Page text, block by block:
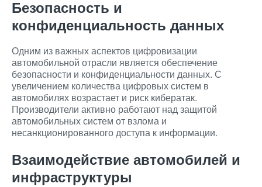
Безопасность и
конфиденциальность данных
Одним из важных аспектов цифровизации
автомобильной отрасли является обеспечение
безопасности и конфиденциальности данных. С
увеличением количества цифровых систем в
автомобилях возрастает и риск кибератак.
Производители активно работают над защитой
автомобильных систем от взлома и
несанкционированного доступа к информации.
Взаимодействие автомобилей и
инфраструктуры